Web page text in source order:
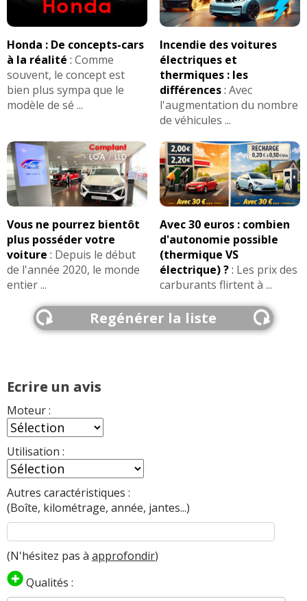
Honda : De concepts-cars
à la réalité : Comme
souvent, le concept est
bien plus sympa que le
modèle de sé ...
Incendie des voitures
électriques et
thermiques : les
différences: Avec
l'augmentation du nombre
de véhicules ...
Vous ne pourrez bientôt
plus posséder votre
voiture : Depuis le début
de l'année 2020, le monde
entier ...
Avec 30 euros : combien
d'autonomie possible
(thermique VS
électrique) ?: Les prix des
carburants flirtent à ...
Regénérer la liste
Ecrire un avis
Moteur :
Utilisation :
Autres caractéristiques :
(Boîte, kilométrage, année, jantes...)
(N'hésitez pas à approfondir)
Qualités :